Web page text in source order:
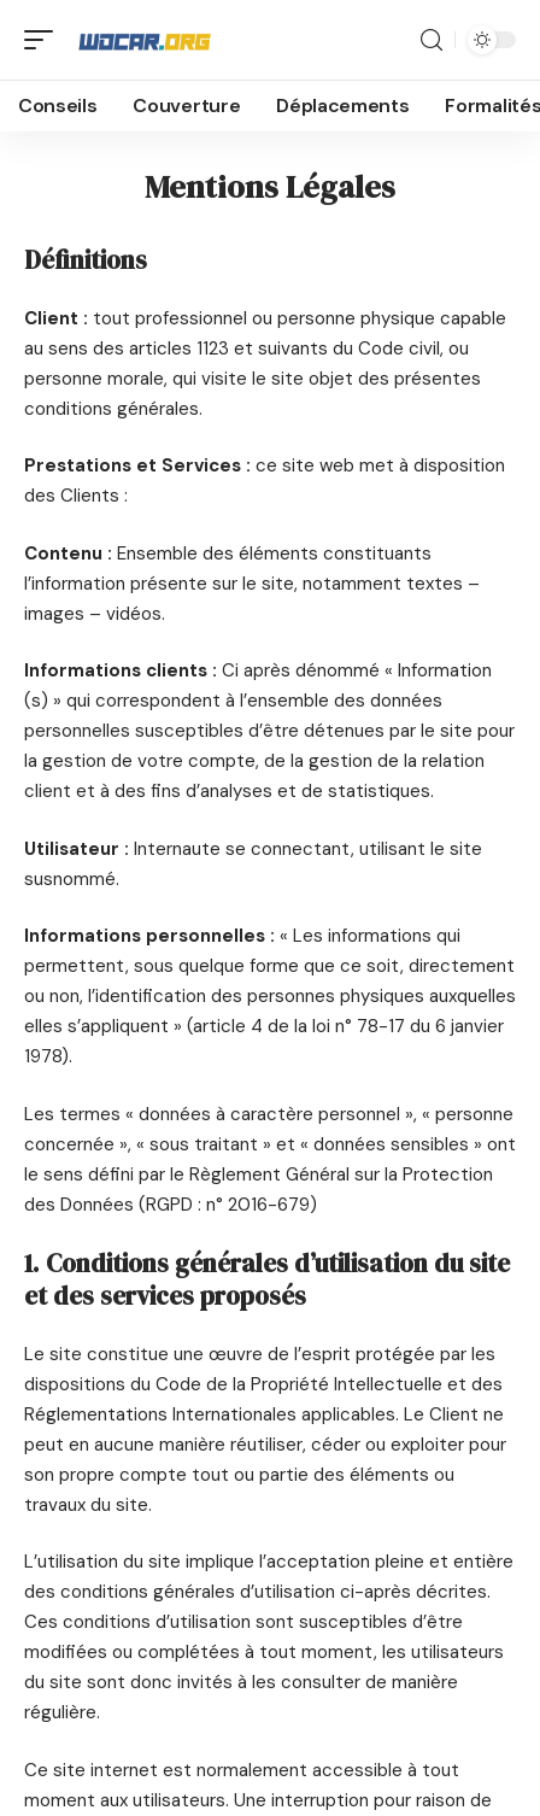
Conseils Couverture Déplacements
Mentions Légales
Définitions
Client : tout professionnel ou personne physique capable
au sens des articles 1123 et suivants du Code civil, ou
personne morale, qui visite le site objet des présentes
conditions générales.
Prestations et Services : ce site web met à disposition
des Clients :
Contenu : Ensemble des éléments constituants
l’information présente sur le site, notamment textes –
images – vidéos.
Informations clients : Ci après dénommé « Information
(s) » qui correspondent à l’ensemble des données
personnelles susceptibles d’être détenues par le site pour
la gestion de votre compte, de la gestion de la relation
client et à des fins d’analyses et de statistiques.
Utilisateur : Internaute se connectant, utilisant le site
susnommé.
Informations personnelles : « Les informations qui
permettent, sous quelque forme que ce soit, directement
ou non, l’identification des personnes physiques auxquelles
elles s’appliquent » (article 4 de la loi n° 78-17 du 6 janvier
1978).
Les termes « données à caractère personnel », « personne
concernée », « sous traitant » et « données sensibles » ont
le sens défini par le Règlement Général sur la Protection
des Données (RGPD : n° 2016-679)
1. Conditions générales d’utilisation du site
et des services proposés
Le site constitue une œuvre de l’esprit protégée par les
dispositions du Code de la Propriété Intellectuelle et des
Réglementations Internationales applicables. Le Client ne
peut en aucune manière réutiliser, céder ou exploiter pour
son propre compte tout ou partie des éléments ou
travaux du site.
L’utilisation du site implique l’acceptation pleine et entière
des conditions générales d’utilisation ci-après décrites.
Ces conditions d’utilisation sont susceptibles d’être
modifiées ou complétées à tout moment, les utilisateurs
du site sont donc invités à les consulter de manière
régulière.
Ce site internet est normalement accessible à tout
moment aux utilisateurs. Une interruption pour raison de